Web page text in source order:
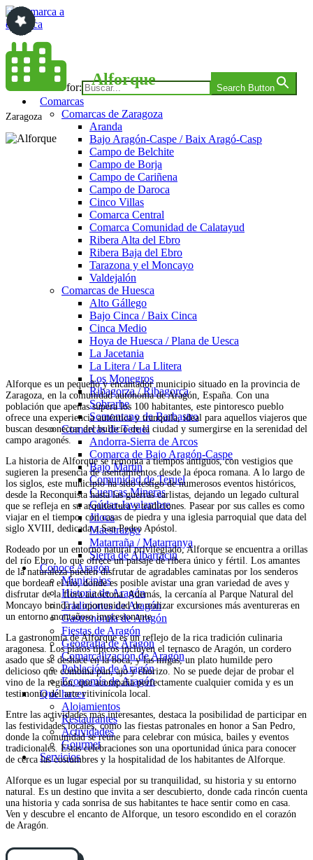
Saltar
al
contenido
Comarca a comarca
Search for: Search Button
Comarcas
Comarcas de Zaragoza
Aranda
Bajo Aragón-Caspe / Baix Aragó-Casp
Campo de Belchite
Campo de Borja
Campo de Cariñena
Campo de Daroca
Cinco Villas
Comarca Central
Comarca Comunidad de Calatayud
Ribera Alta del Ebro
Ribera Baja del Ebro
Tarazona y el Moncayo
Valdejalón
Comarcas de Huesca
Alto Gállego
Bajo Cinca / Baix Cinca
Cinca Medio
Hoya de Huesca / Plana de Uesca
La Jacetania
La Litera / La Llitera
Los Monegros
Ribagorza / Ribagorça
Sobrarbe
Somontano de Barbastro
Comarcas de Teruel
Andorra-Sierra de Arcos
Comarca de Bajo Aragón-Caspe
Bajo Martín
Comunidad de Teruel
Cuencas Mineras
Gúdar-Javalambre
Jiloca
Maestrazgo
Matarraña / Matarranya
Sierra de Albarracín
Conoce Aragón
Municipios
Historia de Aragón
Tradiciones de Aragón
Gastronomía de Aragón
Fiestas de Aragón
Geografía de Aragón
Comarcalización de Aragón
Población de Aragón
Economía de Aragón
Qué hacer
Alojamientos
Restaurantes
Actividades
Gourmet
Servicios
Alforque
Zaragoza
Alforque es un pequeño y encantador municipio situado en la provincia de
Zaragoza, en la comunidad autónoma de Aragón, España. Con una
población que apenas supera los 100 habitantes, este pintoresco pueblo
ofrece una experiencia auténtica y tranquila, ideal para aquellos viajeros que
buscan desconectar del bullicio de la ciudad y sumergirse en la serenidad del
campo aragonés.
La historia de Alforque se remonta a tiempos antiguos, con vestigios que
sugieren la presencia de asentamientos desde la época romana. A lo largo de
los siglos, este municipio ha sido testigo de numerosos eventos históricos,
desde la Reconquista hasta las guerras carlistas, dejando un legado cultural
que se refleja en su arquitectura y tradiciones. Pasear por sus calles es como
viajar en el tiempo, con casas de piedra y una iglesia parroquial que data del
siglo XVIII, dedicada a San Pedro Apóstol.
Rodeado por un entorno natural privilegiado, Alforque se encuentra a orillas
del río Ebro, lo que ofrece un paisaje de ribera único y fértil. Los amantes
de la naturaleza pueden disfrutar de agradables caminatas por los senderos
que bordean el río, donde es posible avistar una gran variedad de aves y
disfrutar de la flora autóctona. Además, la cercanía al Parque Natural del
Moncayo brinda la oportunidad de realizar excursiones más aventureras en
un entorno montañoso impresionante.
La gastronomía de Alforque es un reflejo de la rica tradición culinaria
aragonesa. Los platos típicos incluyen el ternasco de Aragón, un cordero
asado que se deshace en la boca, y las migas, un plato humilde pero
delicioso que combina pan, ajo y chorizo. No se puede dejar de probar el
vino de la región, que acompaña perfectamente cualquier comida y es un
testimonio del arte vitivinícola local.
Entre las actividades más interesantes, destaca la posibilidad de participar en
las festividades locales, como las fiestas patronales en honor a San Pedro,
donde la comunidad se reúne para celebrar con música, bailes y eventos
tradicionales. Estas celebraciones son una oportunidad única para conocer
de cerca las costumbres y la hospitalidad de los habitantes de Alforque.
Alforque es un lugar especial por su tranquilidad, su historia y su entorno
natural. Es un destino que invita a ser descubierto, donde cada rincón cuenta
una historia y cada sonrisa de sus habitantes te hace sentir como en casa.
Ven y descubre el encanto de Alforque, un tesoro escondido en el corazón
de Aragón.